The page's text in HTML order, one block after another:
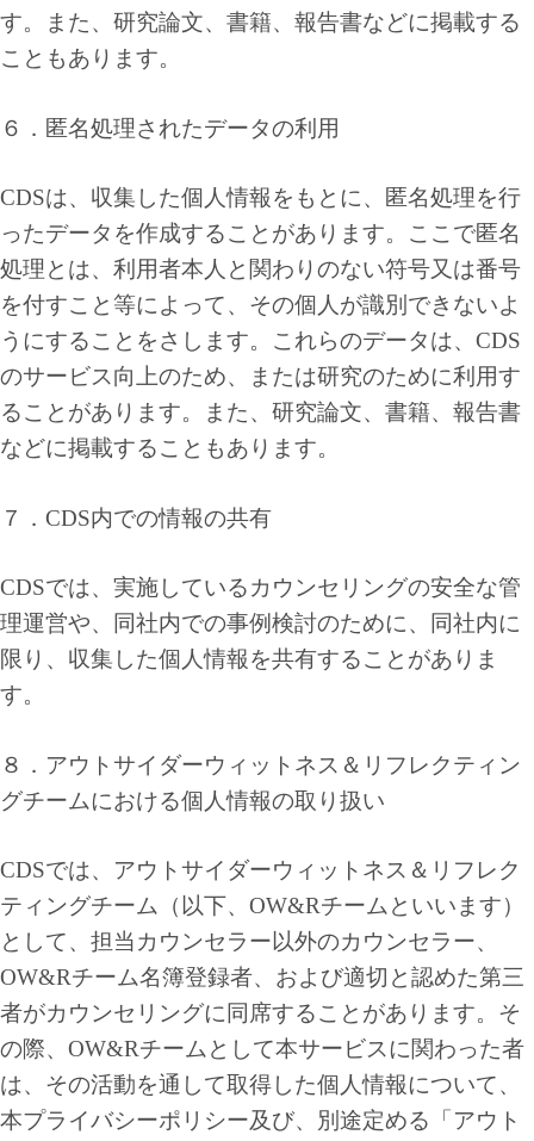
す。また、研究論文、書籍、報告書などに掲載する
こともあります。
６．匿名処理されたデータの利用
CDSは、収集した個人情報をもとに、匿名処理を行
ったデータを作成することがあります。ここで匿名
処理とは、利用者本人と関わりのない符号又は番号
を付すこと等によって、その個人が識別できないよ
うにすることをさします。これらのデータは、CDS
のサービス向上のため、または研究のために利用す
ることがあります。また、研究論文、書籍、報告書
などに掲載することもあります。
７．CDS内での情報の共有
CDSでは、実施しているカウンセリングの安全な管
理運営や、同社内での事例検討のために、同社内に
限り、収集した個人情報を共有することがありま
す。
８．アウトサイダーウィットネス＆リフレクティン
グチームにおける個人情報の取り扱い
CDSでは、アウトサイダーウィットネス＆リフレク
ティングチーム（以下、OW&Rチームといいます）
として、担当カウンセラー以外のカウンセラー、
OW&Rチーム名簿登録者、および適切と認めた第三
者がカウンセリングに同席することがあります。そ
の際、OW&Rチームとして本サービスに関わった者
は、その活動を通して取得した個人情報について、
本プライバシーポリシー及び、別途定める「アウト